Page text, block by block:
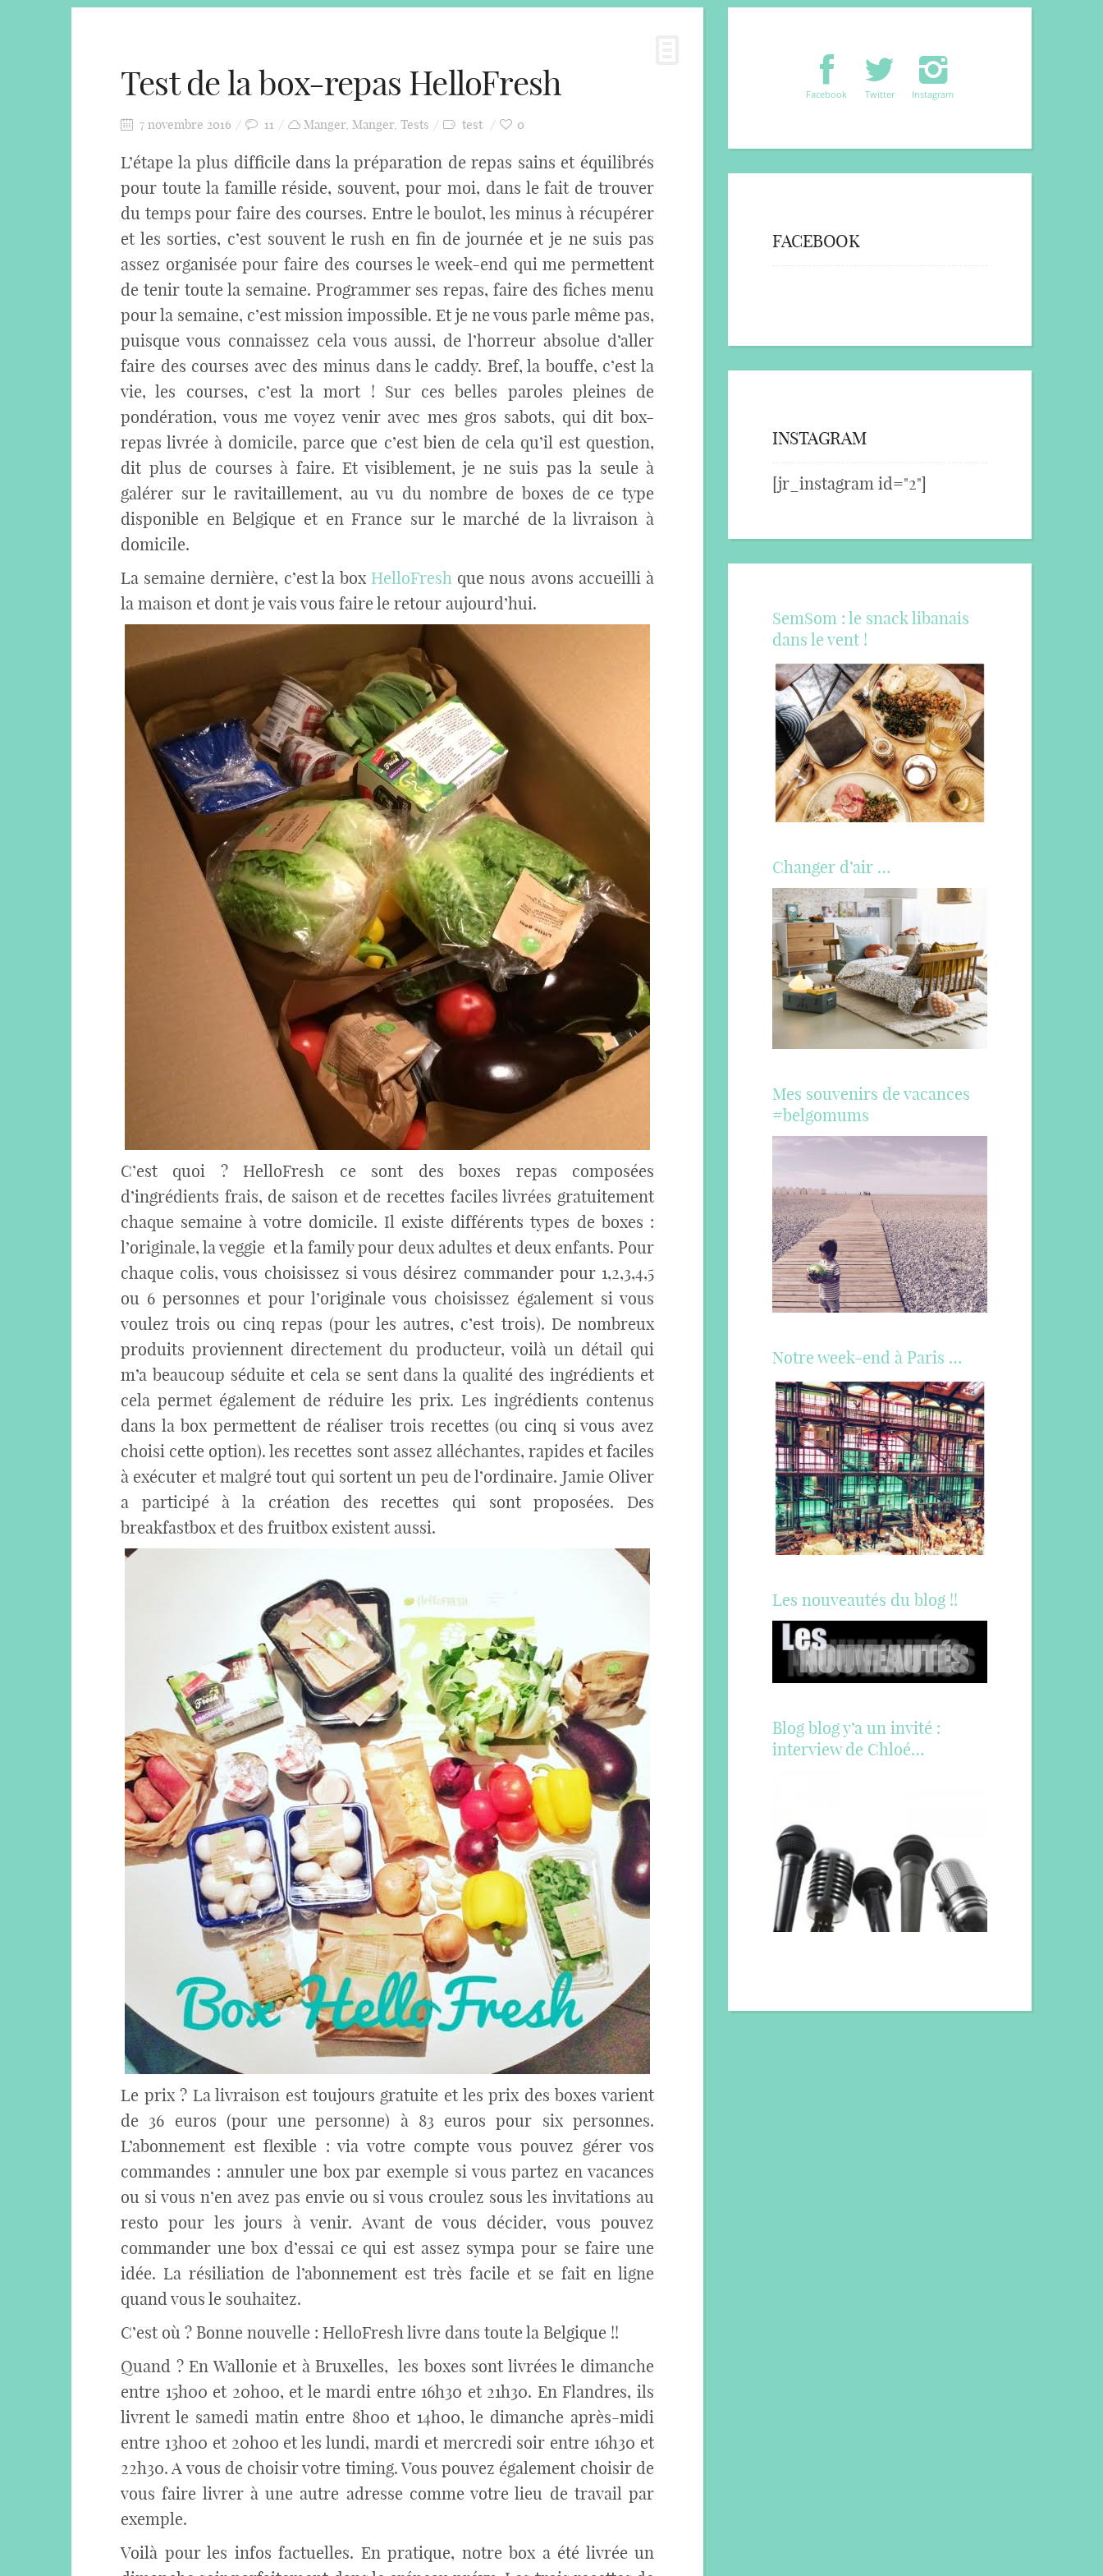
Test de la box-repas HelloFresh
7 novembre 2016 11 Manger, Manger, Tests test 0
L’étape la plus difficile dans la préparation de repas sains et équilibrés
pour toute la famille réside, souvent, pour moi, dans le fait de trouver
du temps pour faire des courses. Entre le boulot, les minus à récupérer
et les sorties, c’est souvent le rush en fin de journée et je ne suis pas
assez organisée pour faire des courses le week-end qui me permettent
de tenir toute la semaine. Programmer ses repas, faire des fiches menu
pour la semaine, c’est mission impossible. Et je ne vous parle même pas,
puisque vous connaissez cela vous aussi, de l’horreur absolue d’aller
faire des courses avec des minus dans le caddy. Bref, la bouffe, c’est la
vie, les courses, c’est la mort ! Sur ces belles paroles pleines de
pondération, vous me voyez venir avec mes gros sabots, qui dit box-
repas livrée à domicile, parce que c’est bien de cela qu’il est question,
dit plus de courses à faire. Et visiblement, je ne suis pas la seule à
galérer sur le ravitaillement, au vu du nombre de boxes de ce type
disponible en Belgique et en France sur le marché de la livraison à
domicile.
La semaine dernière, c’est la box HelloFresh que nous avons accueilli à
la maison et dont je vais vous faire le retour aujourd’hui.
C’est quoi ? HelloFresh ce sont des boxes repas composées
d’ingrédients frais, de saison et de recettes faciles livrées gratuitement
chaque semaine à votre domicile. Il existe différents types de boxes :
l’originale, la veggie et la family pour deux adultes et deux enfants. Pour
chaque colis, vous choisissez si vous désirez commander pour 1,2,3,4,5
ou 6 personnes et pour l’originale vous choisissez également si vous
voulez trois ou cinq repas (pour les autres, c’est trois). De nombreux
produits proviennent directement du producteur, voilà un détail qui
m’a beaucoup séduite et cela se sent dans la qualité des ingrédients et
cela permet également de réduire les prix. Les ingrédients contenus
dans la box permettent de réaliser trois recettes (ou cinq si vous avez
choisi cette option). les recettes sont assez alléchantes, rapides et faciles
à exécuter et malgré tout qui sortent un peu de l’ordinaire. Jamie Oliver
a participé à la création des recettes qui sont proposées. Des
breakfastbox et des fruitbox existent aussi.
Le prix ? La livraison est toujours gratuite et les prix des boxes varient
de 36 euros (pour une personne) à 83 euros pour six personnes.
L’abonnement est flexible : via votre compte vous pouvez gérer vos
commandes : annuler une box par exemple si vous partez en vacances
ou si vous n’en avez pas envie ou si vous croulez sous les invitations au
resto pour les jours à venir. Avant de vous décider, vous pouvez
commander une box d’essai ce qui est assez sympa pour se faire une
idée. La résiliation de l’abonnement est très facile et se fait en ligne
quand vous le souhaitez.
C’est où ? Bonne nouvelle : HelloFresh livre dans toute la Belgique !!
Quand ? En Wallonie et à Bruxelles, les boxes sont livrées le dimanche
entre 15h00 et 20h00, et le mardi entre 16h30 et 21h30. En Flandres, ils
livrent le samedi matin entre 8h00 et 14h00, le dimanche après-midi
entre 13h00 et 20h00 et les lundi, mardi et mercredi soir entre 16h30 et
22h30. A vous de choisir votre timing. Vous pouvez également choisir de
vous faire livrer à une autre adresse comme votre lieu de travail par
exemple.
Voilà pour les infos factuelles. En pratique, notre box a été livrée un
Facebook Twitter Instagram
FACEBOOK
INSTAGRAM
[jr_instagram id="2"]
SemSom : le snack libanais
dans le vent !
Changer d’air …
Mes souvenirs de vacances
#belgomums
Notre week-end à Paris …
Les nouveautés du blog !!
Blog blog y’a un invité :
interview de Chloé…